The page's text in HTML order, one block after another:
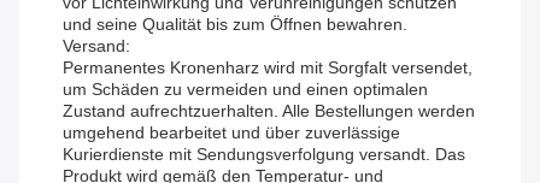
und seine Qualität bis zum Öffnen bewahren.
Versand:
Permanentes Kronenharz wird mit Sorgfalt versendet,
um Schäden zu vermeiden und einen optimalen
Zustand aufrechtzuerhalten. Alle Bestellungen werden
umgehend bearbeitet und über zuverlässige
Kurierdienste mit Sendungsverfolgung versandt. Das
Produkt wird gemäß den Temperatur- und